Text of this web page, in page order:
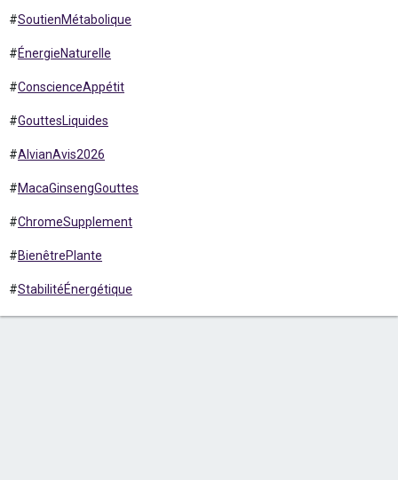
#SoutienMétabolique
#ÉnergieNaturelle
#ConscienceAppétit
#GouttesLiquides
#AlvianAvis2026
#MacaGinsengGouttes
#ChromeSupplement
#BienêtrePlante
#StabilitéÉnergétique